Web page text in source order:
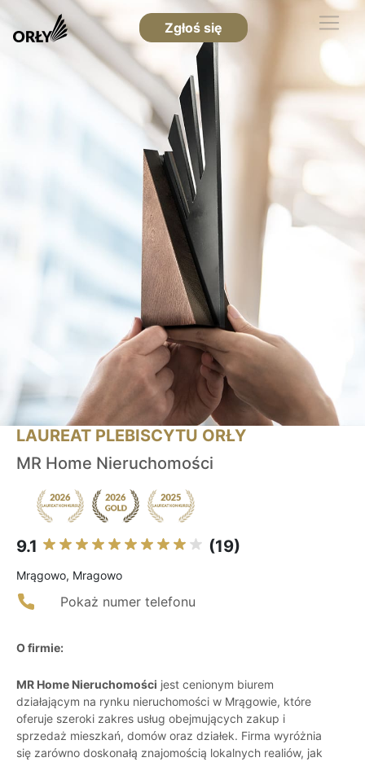
Zgłoś się
LAUREAT PLEBISCYTU ORŁY
MR Home Nieruchomości
9.1 (19)
Mrągowo, Mragowo
Pokaż numer telefonu
O firmie:
MR Home Nieruchomości jest cenionym biurem
działającym na rynku nieruchomości w Mrągowie, które
oferuje szeroki zakres usług obejmujących zakup i
sprzedaż mieszkań, domów oraz działek. Firma wyróżnia
się zarówno doskonałą znajomością lokalnych realiów, jak